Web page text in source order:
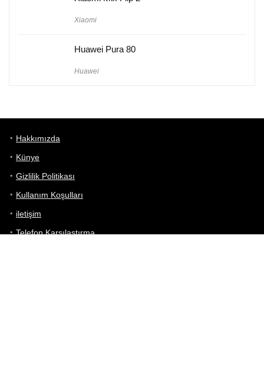
Xiaomi
Huawei Pura 80
Huawei
Hakkımızda
Künye
Gizlilik Politikası
Kullanım Koşulları
iletişim
Telefon Karşılaştırma